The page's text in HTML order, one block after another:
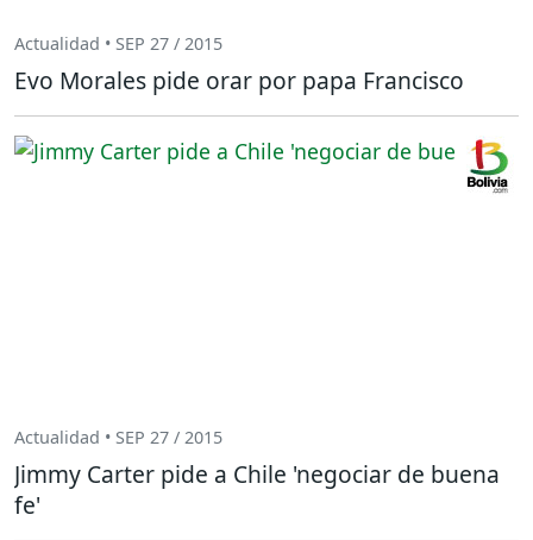
Actualidad • SEP 27 / 2015
Evo Morales pide orar por papa Francisco
Actualidad • SEP 27 / 2015
Jimmy Carter pide a Chile 'negociar de buena
fe'